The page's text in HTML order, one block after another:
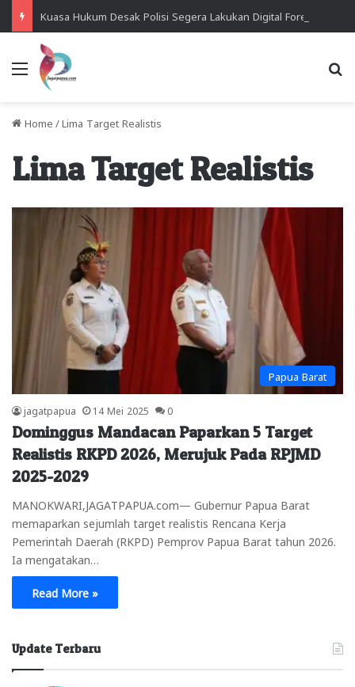
Menu
Home / Lima Target Realistis
Lima Target Realistis
Papua Barat
jagatpapua 14 Mei 2025 0
Dominggus Mandacan Paparkan 5 Target
Realistis RKPD 2026, Merujuk Pada RPJMD
2025-2029
MANOKWARI,JAGATPAPUA.com— Gubernur Papua Barat
memaparkan sejumlah target realistis Rencana Kerja
Pemerintah Daerah (RKPD) Pemprov Papua Barat tahun 2026.
Ia mengatakan…
Read More »
Update Terbaru